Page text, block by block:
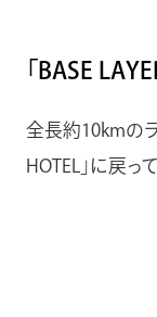
「BASE
全長約10kmのラ
HOTEL」に戻っ